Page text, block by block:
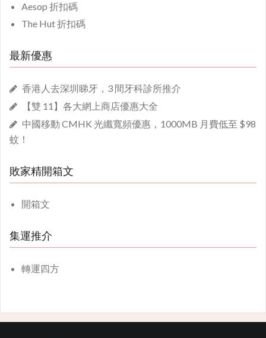
Aesop 折扣碼
The Hut 折扣碼
最新優惠
香港人去深圳睇牙，3 間牙科診所推介
【雙 11】各大網上商店優惠大全
中國移動 CMHK 光纖寬頻優惠，1000MB 月費低至 $98
蚊！
敗家精開箱文
開箱文
集運推介
轉運四方